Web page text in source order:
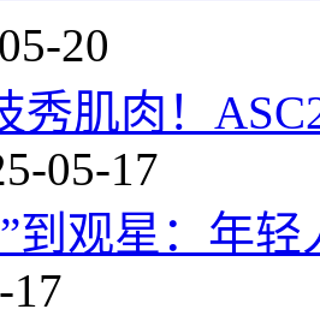
20
秀肌肉！
05-17
到观星：年
17